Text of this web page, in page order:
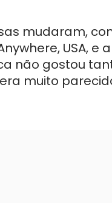
mudaram,
USA,
não gostou
muito